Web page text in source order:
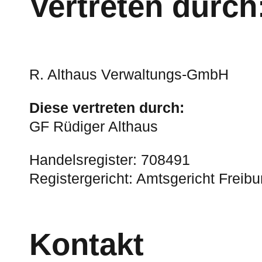
R. Althaus Verwaltungs-GmbH
Diese vertreten durch:
GF Rüdiger Althaus
Handelsregister: 708491
Registergericht: Amtsgericht
Kontakt